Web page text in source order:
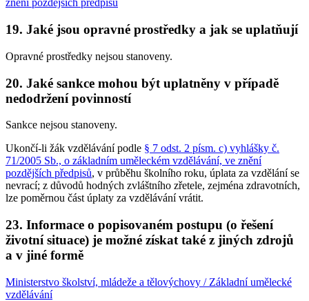
znění pozdějších předpisů
19. Jaké jsou opravné prostředky a jak se uplatňují
Opravné prostředky nejsou stanoveny.
20. Jaké sankce mohou být uplatněny v případě
nedodržení povinností
Sankce nejsou stanoveny.
Ukončí-li žák vzdělávání podle § 7 odst. 2 písm. c) vyhlášky č.
71/2005 Sb., o základním uměleckém vzdělávání, ve znění
pozdějších předpisů, v průběhu školního roku, úplata za vzdělání se
nevrací; z důvodů hodných zvláštního zřetele, zejména zdravotních,
lze poměrnou část úplaty za vzdělávání vrátit.
23. Informace o popisovaném postupu (o řešení
životní situace) je možné získat také z jiných zdrojů
a v jiné formě
Ministerstvo školství, mládeže a tělovýchovy / Základní umělecké
vzdělávání